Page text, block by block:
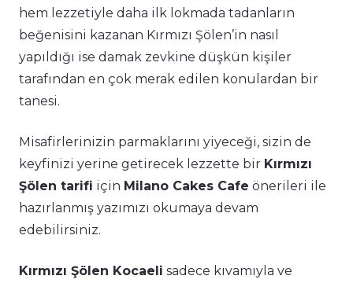
hem lezzetiyle daha ilk lokmada tadanların
beğenisini kazanan Kırmızı Şölen’in nasıl
yapıldığı ise damak zevkine düşkün kişiler
tarafından en çok merak edilen konulardan bir
tanesi.
Misafirlerinizin parmaklarını yiyeceği, sizin de
keyfinizi yerine getirecek lezzette bir Kırmızı
Şölen tarifi için Milano Cakes Cafe önerileri ile
hazırlanmış yazımızı okumaya devam
edebilirsiniz.
Kırmızı Şölen Kocaeli sadece kıvamıyla ve